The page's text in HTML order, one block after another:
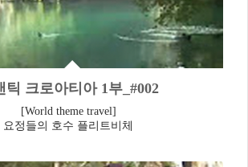
틱 크로아티아 1부_#002
[World theme travel]
요정들의 호수 플리트비체